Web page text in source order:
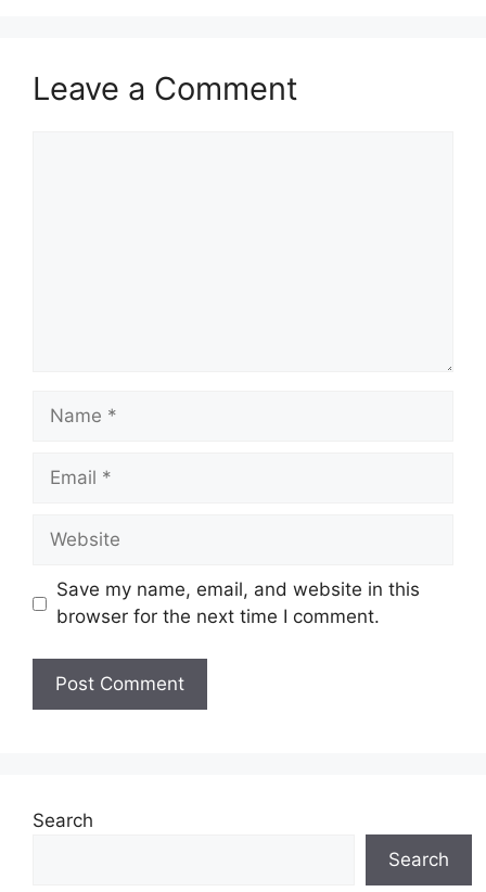
Leave a Comment
Name
Email
Website
Save my name, email, and website in this
browser for the next time I comment.
Search
Search